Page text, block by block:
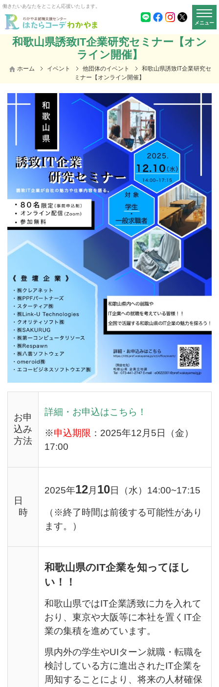
働きたいあなたをとことん応援いたします。
メニュー
和歌山県誘致IT企業研究セミナー【オン
ライン開催】
ホーム イベント 他団体のイベント
和歌山県誘致IT企業研究セ
ミナー【オンライン開催】
お申
込み
方法
詳細・お申込はこちら！
※申込期限 ： 2025年12 月 5 日（金）
17:00
日
時
2025年12月 10日（水） 14:00~17:15
（※終了時間は前後する可能性があり
ます。）
和歌山県のIT企業を知ってほし
い！！
和歌山県ではIT企業誘致に力を入れて
おり、東京や大阪等に本社を置くIT企
業の集積を進めています。
県内外の学生やUIターン就職・転職を
検討している方に進出されたIT企業を
周知することにより、将来の人材確保